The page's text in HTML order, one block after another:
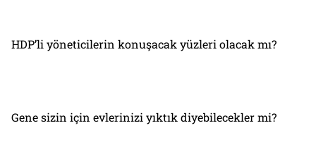
HDP’li yöneticilerin konuşacak yüzleri olacak mı?
Gene sizin için evlerinizi yıktık diyebilecekler mi?